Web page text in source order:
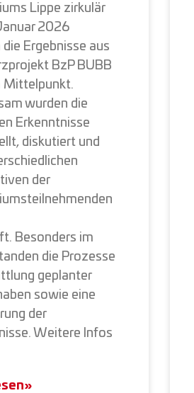
Lippe zirkulär
2026
Ergebnisse aus
BzP BUBB
Mittelpunkt.
wurden die
Erkenntnisse
diskutiert und
der
Besonders im
die Prozesse
geplanter
sowie eine
der
Weitere Infos